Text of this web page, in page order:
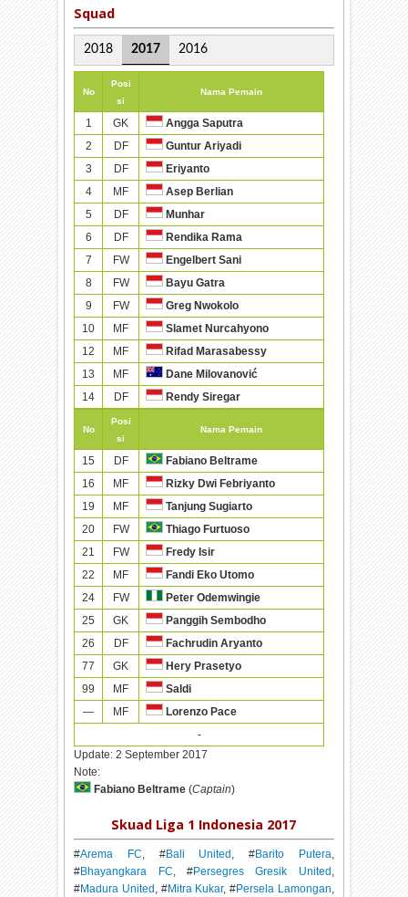
Squad
2018 2017 2016
No
Posi
si
Nama Pemain
1 GK
Angga Saputra
2
DF
Guntur Ariyadi
3
DF
Eriyanto
4
MF
Asep Berlian
5
DF
Munhar
6
DF
Rendika Rama
7
FW
Engelbert Sani
8
FW
Bayu Gatra
9
FW
Greg Nwokolo
10
MF
Slamet Nurcahyono
12
MF
Rifad Marasabessy
13
MF
Dane Milovanović
14
DF Rendy Siregar
No
Posi
si
Nama Pemain
15 DF
Fabiano Beltrame
16
MF
Rizky Dwi Febriyanto
19
MF
Tanjung Sugiarto
20
FW
Thiago Furtuoso
21
FW
Fredy Isir
22
MF
Fandi Eko Utomo
24
FW
Peter Odemwingie
25
GK
Panggih Sembodho
26
DF
Fachrudin Aryanto
77
GK
Hery Prasetyo
99
MF
Saldi
—
MF
Lorenzo Pace
-
Update:2 September 2017
Note:
Fabiano Beltrame (Captain)
Skuad Liga 1 Indonesia 2017
#Arema FC, #Bali United , #Barito Putera,
#Bhayangkara FC, #Persegres Gresik United ,
#Madura United , #Mitra Kukar, #Persela Lamongan,